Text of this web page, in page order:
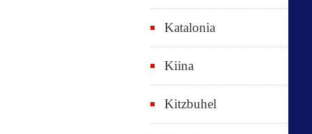
Katalonia
Kiina
Kitzbuhel